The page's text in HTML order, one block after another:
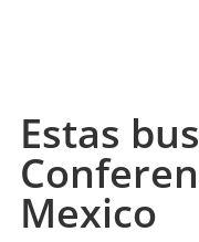
Estas
Mexico